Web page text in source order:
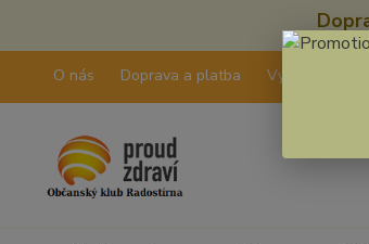
O nás Doprava a platba Výdejní pravidla